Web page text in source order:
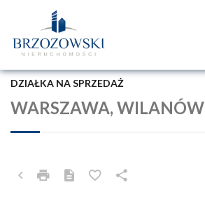
WARSZAWA, WILANÓW
DZIAŁKA NA SPRZEDAŻ